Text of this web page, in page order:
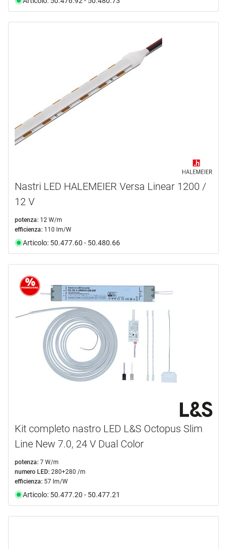
Nastri LED HALEMEIER Versa Linear 1200 /
12 V
potenza: 12 W/m
efficienza: 110 lm/W
Articolo: 50.477.60 - 50.480.66
Kit completo nastro LED L&S Octopus Slim
Line New 7.0, 24 V Dual Color
potenza: 7 W/m
numero LED: 280+280 /m
efficienza: 57 lm/W
Articolo: 50.477.20 - 50.477.21